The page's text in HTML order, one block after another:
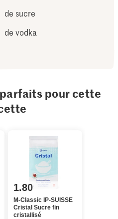
de sucre
de vodka
pour cette
1.80
M-Classic IP-SUISSE
Cristal Sucre fin
cristallisé